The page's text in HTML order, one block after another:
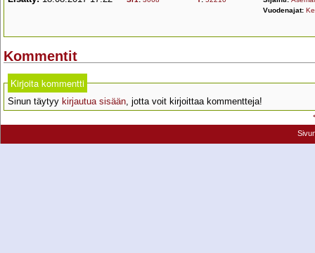
Vuodenajat:
Kommentit
Kirjoita kommentti
Sinun täytyy kirjautua sisään, jotta voit kirjoittaa kommentteja!